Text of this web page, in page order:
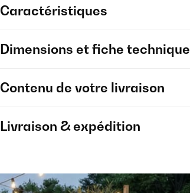
Caractéristiques
Dimensions et fiche technique
Contenu de votre livraison
Livraison & expédition